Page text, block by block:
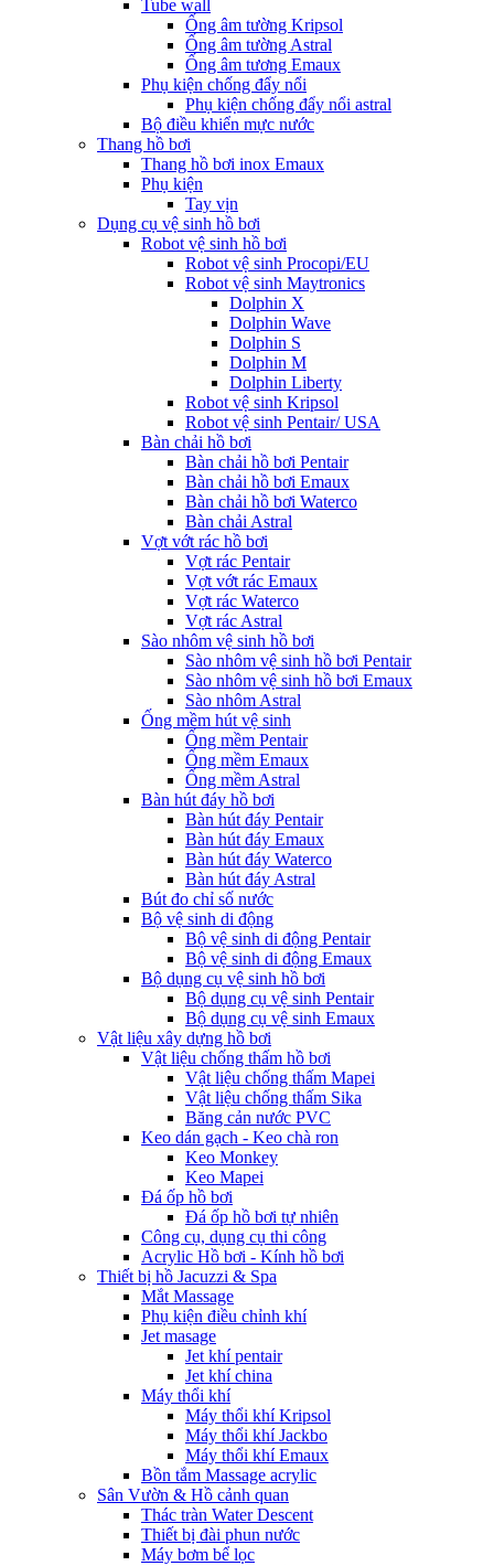
Tube wall
Ống âm tường Kripsol
Ống âm tường Astral
Ống âm tương Emaux
Phụ kiện chống đẩy nổi
Phụ kiện chống đẩy nổi astral
Bộ điều khiển mực nước
Thang hồ bơi
Thang hồ bơi inox Emaux
Phụ kiện
Tay vịn
Dụng cụ vệ sinh hồ bơi
Robot vệ sinh hồ bơi
Robot vệ sinh Procopi/EU
Robot vệ sinh Maytronics
Dolphin X
Dolphin Wave
Dolphin S
Dolphin M
Dolphin Liberty
Robot vệ sinh Kripsol
Robot vệ sinh Pentair/ USA
Bàn chải hồ bơi
Bàn chải hồ bơi Pentair
Bàn chải hồ bơi Emaux
Bàn chải hồ bơi Waterco
Bàn chải Astral
Vợt vớt rác hồ bơi
Vợt rác Pentair
Vợt vớt rác Emaux
Vợt rác Waterco
Vợt rác Astral
Sào nhôm vệ sinh hồ bơi
Sào nhôm vệ sinh hồ bơi Pentair
Sào nhôm vệ sinh hồ bơi Emaux
Sào nhôm Astral
Ống mềm hút vệ sinh
Ống mềm Pentair
Ống mềm Emaux
Ống mềm Astral
Bàn hút đáy hồ bơi
Bàn hút đáy Pentair
Bàn hút đáy Emaux
Bàn hút đáy Waterco
Bàn hút đáy Astral
Bút đo chỉ số nước
Bộ vệ sinh di động
Bộ vệ sinh di động Pentair
Bộ vệ sinh di động Emaux
Bộ dụng cụ vệ sinh hồ bơi
Bộ dụng cụ vệ sinh Pentair
Bộ dụng cụ vệ sinh Emaux
Vật liệu xây dựng hồ bơi
Vật liệu chống thấm hồ bơi
Vật liệu chống thấm Mapei
Vật liệu chống thấm Sika
Băng cản nước PVC
Keo dán gạch - Keo chà ron
Keo Monkey
Keo Mapei
Đá ốp hồ bơi
Đá ốp hồ bơi tự nhiên
Công cụ, dụng cụ thi công
Acrylic Hồ bơi - Kính hồ bơi
Thiết bị hồ Jacuzzi & Spa
Mắt Massage
Phụ kiện điều chỉnh khí
Jet masage
Jet khí pentair
Jet khí china
Máy thổi khí
Máy thổi khí Kripsol
Máy thổi khí Jackbo
Máy thổi khí Emaux
Bồn tắm Massage acrylic
Sân Vườn & Hồ cảnh quan
Thác tràn Water Descent
Thiết bị đài phun nước
Máy bơm bể lọc